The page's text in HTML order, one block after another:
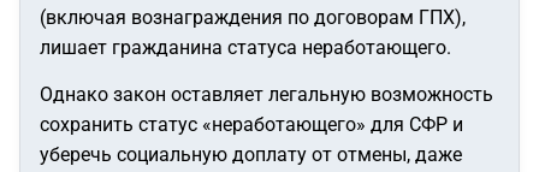
(включая вознаграждения по договорам ГПХ),
лишает гражданина статуса неработающего.
Однако закон оставляет легальную возможность
сохранить статус «неработающего» для СФР и
уберечь социальную доплату от отмены, даже